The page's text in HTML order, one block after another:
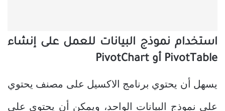
استخدام نموذج البيانات للعمل على إنشاء
PivotTable أو PivotChart
يسهل أن يحتوي برنامج الاكسيل على مصنف يحتوي
على نموذج البيانات الواحد، ويمكن أن يحتوي على